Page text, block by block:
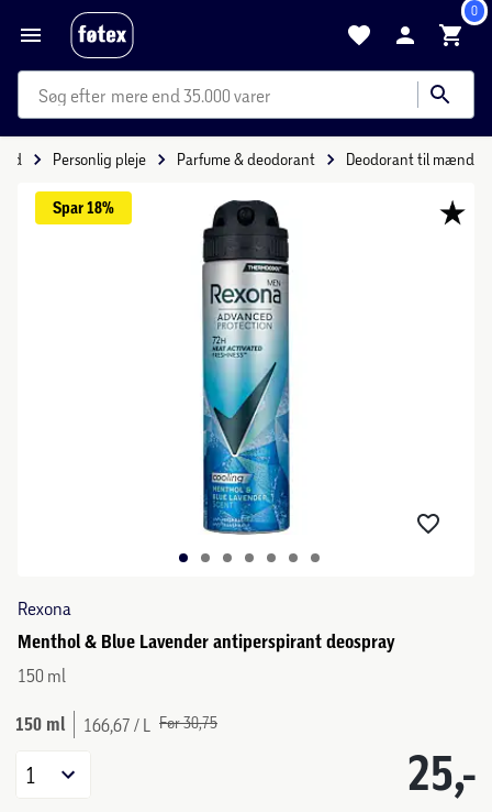
0
mere end 35.000 varer
Personlig pleje Parfume & deodorant Deodorant til mænd
Spar 18%
Rexona
Menthol & Blue Lavender antiperspirant deospray
150 ml
150 ml 166,67 / L Før 30,75
25,-
1